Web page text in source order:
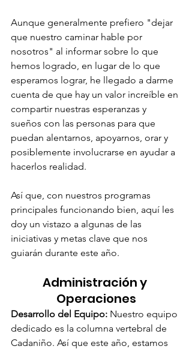
Aunque generalmente prefiero "dejar
que nuestro caminar hable por
nosotros" al informar sobre lo que
hemos logrado, en lugar de lo que
esperamos lograr, he llegado a darme
cuenta de que hay un valor increíble en
compartir nuestras esperanzas y
sueños con las personas para que
puedan alentarnos, apoyarnos, orar y
posiblemente involucrarse en ayudar a
hacerlos realidad.
Así que, con nuestros programas
principales funcionando bien, aquí les
doy un vistazo a algunas de las
iniciativas y metas clave que nos
guiarán durante este año.
Administración y
Operaciones
Desarrollo del Equipo: Nuestro equipo
dedicado es la columna vertebral de
Cadaniño. Así que este año, estamos